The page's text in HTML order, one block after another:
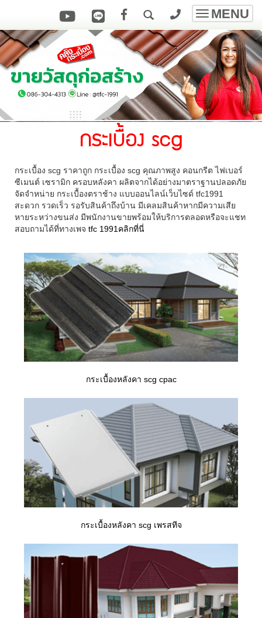
Toggle
MENU
กระเบื้อง scg
กระเบื้อง scg ราคาถูก กระเบื้อง scg คุณภาพสูง คอนกรีต ไฟเบอร์
ซีเมนต์ เซรามิก ครอบหลังคา ผลิตจากได้อย่างมาตราฐานปลอดภัย
จัดจำหน่าย กระเบื้องตราช้าง แบบออนไลน์เว็บไซด์ tfc1991
สะดวก รวดเร็ว รอรับสินค้าถึงบ้าน มีเคลมสินค้าหากมีความเสีย
หายระหว่างขนส่ง มีพนักงานขายพร้อมให้บริการตลอดหรือจะแชท
สอบถามได้ที่ทางเพจ tfc 1991คลิกที่นี่
กระเบื้องหลังคา scg cpac
กระเบื้องหลังคา scg เพรสทีจ